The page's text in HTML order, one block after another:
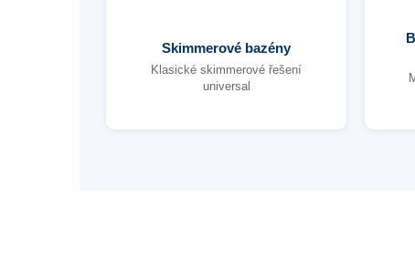
Skimmerové bazény
Klasické skimmerové řešení
universal